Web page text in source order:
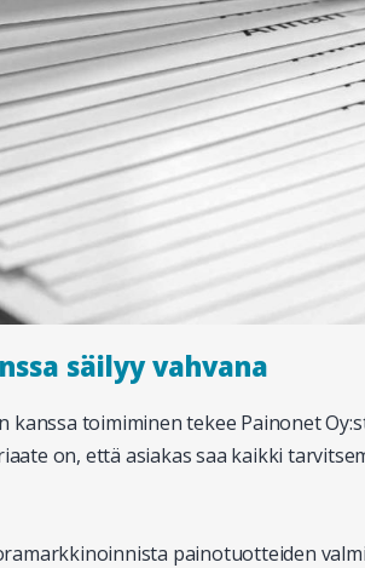
säilyy vahvana
toimiminen tekee Painonet
on, että asiakas saa kaikki
painotuotteiden